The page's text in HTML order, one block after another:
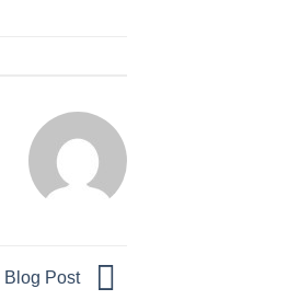
A Simple Blog Post